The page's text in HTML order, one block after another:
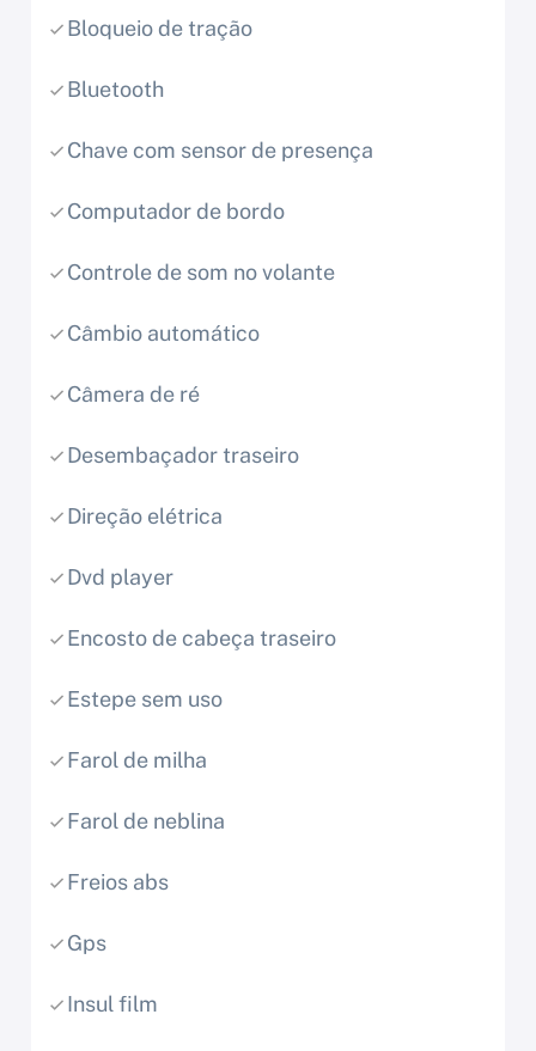
Bloqueio de tração
Bluetooth
Chave com sensor de presença
Computador de bordo
Controle de som no volante
Câmbio automático
Câmera de ré
Desembaçador traseiro
Direção elétrica
Dvd player
Encosto de cabeça traseiro
Estepe sem uso
Farol de milha
Farol de neblina
Freios abs
Gps
Insul film